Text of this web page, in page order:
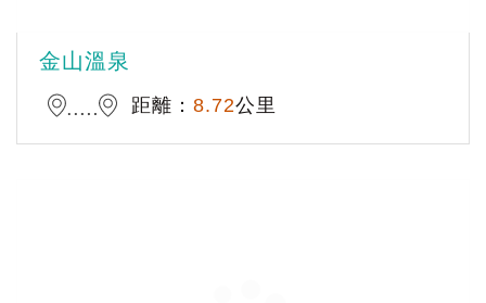
金山溫泉
距離： 8.72公里